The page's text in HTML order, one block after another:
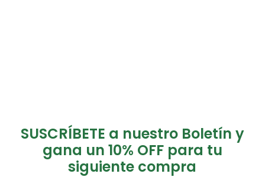
SUSCRÍBETE a nuestro Boletín y
gana un 10% OFF para tu
siguiente compra